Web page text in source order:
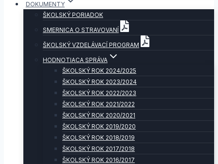
DOKUMENTY
ŠKOLSKÝ PORIADOK
SMERNICA O STRAVOVANÍ
ŠKOLSKÝ VZDELÁVACÍ PROGRAM
HODNOTIACA SPRÁVA
ŠKOLSKÝ ROK 2024/2025
ŠKOLSKÝ ROK 2023/2024
ŠKOLSKÝ ROK 2022/2023
ŠKOLSKÝ ROK 2021/2022
ŠKOLSKÝ ROK 2020/2021
ŠKOLSKÝ ROK 2019/2020
ŠKOLSKÝ ROK 2018/2019
ŠKOLSKÝ ROK 2017/2018
ŠKOLSKÝ ROK 2016/2017